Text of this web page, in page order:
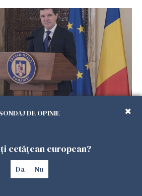
varianta un guvern
DE OPINIE
cetățean european?
Da Nu